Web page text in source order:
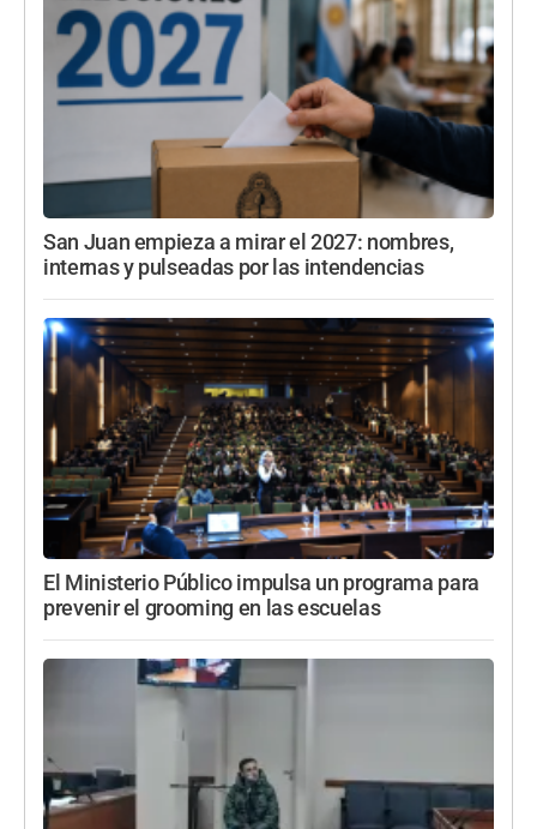
San Juan empieza a mirar el 2027: nombres,
internas y pulseadas por las intendencias
El Ministerio Público impulsa un programa para
prevenir el grooming en las escuelas